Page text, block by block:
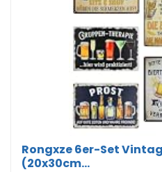
Rongxze 6er-Set
(20x30cm...